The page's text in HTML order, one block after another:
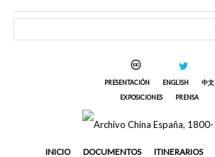
PRESENTACIÓN ENGLISH
中文
EXPOSICIONES
PRENSA
INICIO DOCUMENTOS ITINERARIOS